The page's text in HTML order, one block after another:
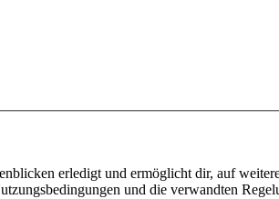
erledigt und ermöglicht dir, auf
und die verwandten